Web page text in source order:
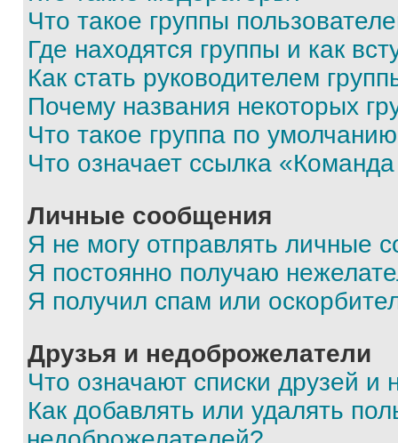
Что такое группы
Где находятся группы и как
Как стать руководителем
Почему названия некоторых
Что такое группа по
Что означает ссылка
Личные сообщения
Я не могу отправлять личные
Я постоянно получаю
Я получил спам или
Друзья и недоброжелатели
Что означают списки друзей и
Как добавлять или удалять